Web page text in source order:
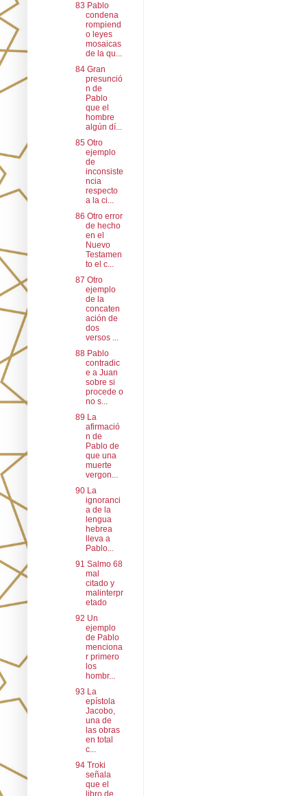
83 Pablo
condena
rompiend
o leyes
mosaicas
de la qu...
84 Gran
presunció
n de
Pablo
que el
hombre
algún dí...
85 Otro
ejemplo
de
inconsiste
ncia
respecto
a la ci...
86 Otro error
de hecho
en el
Nuevo
Testamen
to el c...
87 Otro
ejemplo
de la
concaten
ación de
dos
versos ...
88 Pablo
contradic
e a Juan
sobre si
procede o
no s...
89 La
afirmació
n de
Pablo de
que una
muerte
vergon...
90 La
ignoranci
a de la
lengua
hebrea
lleva a
Pablo...
91 Salmo 68
mal
citado y
malinterpr
etado
92 Un
ejemplo
de Pablo
menciona
r primero
los
hombr...
93 La
epístola
Jacobo,
una de
las obras
en total
c...
94 Troki
señala
que el
libro de